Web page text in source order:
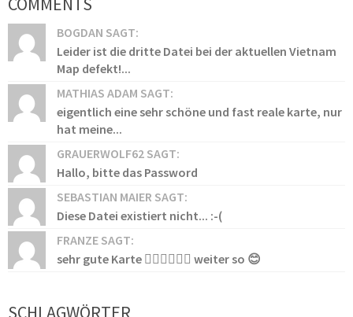
BOGDAN SAGT:
Leider ist die dritte Datei bei der aktuellen Vietnam
Map defekt!...
MATHIAS ADAM SAGT:
eigentlich eine sehr schöne und fast reale karte, nur
hat meine...
GRAUERWOLF62 SAGT:
Hallo, bitte das Password
SEBASTIAN MAIER SAGT:
Diese Datei existiert nicht... :-(
FRANZE SAGT:
sehr gute Karte 👍🏻👍🏻👍🏻 weiter so 😊
SCHLAGWÖRTER